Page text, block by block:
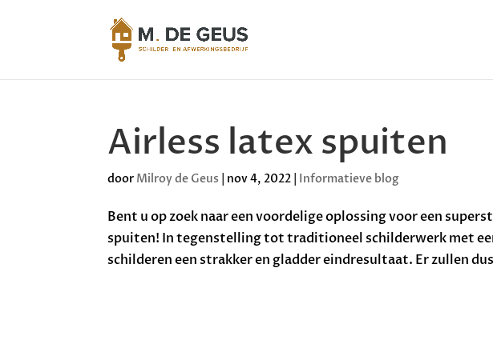
Airless latex spuiten
door Milroy de Geus nov 4, 2022 Informatieve blog
Bent u op zoek naar een voordelige oplossing voor een
spuiten! In tegenstelling tot traditioneel schilderwerk met
schilderen een strakker en gladder eindresultaat. Er zullen